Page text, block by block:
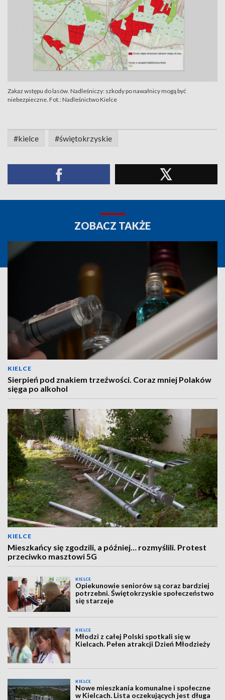
Zakaz wstępu do lasów. Nadleśniczy: szkody po nawałnicy mogą być
niebezpieczne. Fot.: Nadleśnictwo Kielce
#kielce #świętokrzyskie
ZOBACZ TAKŻE
KIELCE
Sierpień pod znakiem trzeźwości. Coraz mniej Polaków
sięga po alkohol
KIELCE
Mieszkańcy się zgodzili, a później… rozmyślili. Protest
przeciwko masztowi 5G
KIELCE
Opiekunowie seniorów są coraz bardziej
potrzebni. Świętokrzyskie społeczeństwo
się starzeje
KIELCE
Młodzi z całej Polski spotkali się w
Kielcach. Pełen atrakcji Dzień Młodzieży
KIELCE
Nowe mieszkania komunalne i społeczne
w Kielcach. Lista oczekujących jest długa